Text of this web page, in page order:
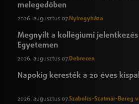
melegedőben
2026. augusztus 07. Nyíregyháza
Megnyílt a kollégiumi jelentkezés
Egyetemen
2026. augusztus 07.Debrecen
Napokig keresték a 20 éves
2026. augusztus 07.Szabolcs-Szatmár-Bereg